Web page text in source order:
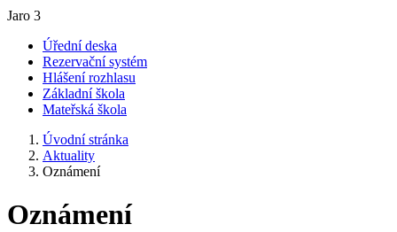
Jaro 3
Úřední deska
Rezervační systém
Hlášení rozhlasu
Základní škola
Mateřská škola
Úvodní stránka
Aktuality
Oznámení
Oznámení